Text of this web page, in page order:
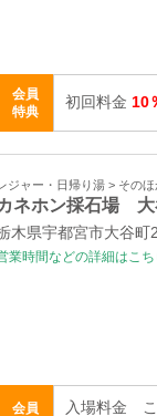
会員
特典
初回料金 10
ジャー・日帰り湯 > その
ネホン採石場 大
木県宇都宮市大谷
業時間などの詳細はこち
会員
入場料金